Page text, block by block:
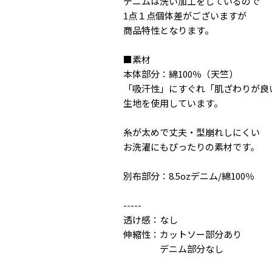
1点１点個体差がございますが
商品特性となります。
■素材
本体部分：綿100％（天竺）
「吸汗性」にすぐれ「肌ざわりが良
生地を使用しています。
糸が太めで丈夫・型崩れしにくい
お洗濯にもぴったりの素材です。
別布部分：8.5ozデニム/綿100％
-----
透け感：なし
伸縮性：カットソー部分あり
デニム部分なし